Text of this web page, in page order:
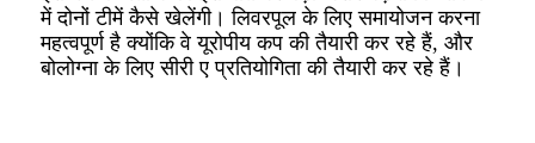
में दोनों टीमें कैसे खेलेंगी। लिवरपूल के लिए समायोजन करना
महत्वपूर्ण है क्योंकि वे यूरोपीय कप की तैयारी कर रहे हैं, और
बोलोग्ना के लिए सीरी ए प्रतियोगिता की तैयारी कर रहे हैं।